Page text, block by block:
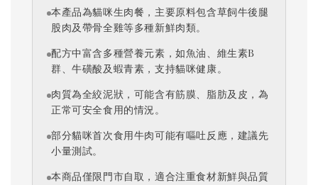
本產品為貓咪生肉餐，主要原料包含草飼牛後腿
股肉及帶骨全雞等多種新鮮肉類。
配方中富含多種營養元素，如魚油、維生素B
群、牛磺酸及蝦青素，支持貓咪健康。
肉質為全絞泥狀，可能含有筋膜、脂肪及皮，為
正常可安全食用的情況。
部分貓咪首次食用牛肉可能有嘔吐反應，建議先
小量測試。
本商品僅限門市自取，適合注重食材新鮮與品質